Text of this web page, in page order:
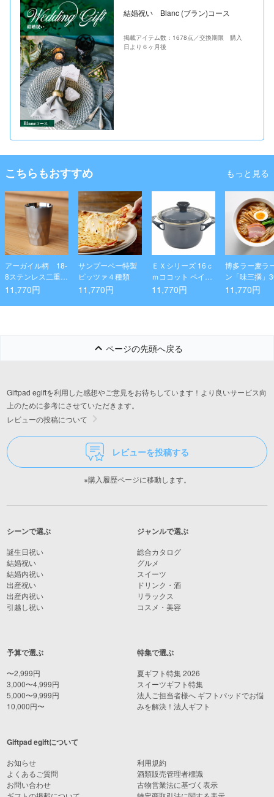
結婚祝い Blanc (ブラン)コース
掲載アイテム数：1678点／交換期限 購入
日より６ヶ月後
こちらもおすすめ もっと見る
アーガイル柄 18-
8ステンレス二重構
造 タンブラーＳ
11,770円
サンプーペー特製
ピッツァ４種類
11,770円
ＥＸシリーズ 16ｃ
ｍココット ペイン
ズグレー
11,770円
博多ラー麦ラ
ン「味三撰」
11,770円
ページの先頭へ戻る
Giftpad egiftを利用した感想やご意見をお待ちしています！より良いサービス向
上のために参考にさせていただきます。
レビューの投稿について
レビューを投稿する
※購入履歴ページに移動します。
シーンで選ぶ
誕生日祝い
結婚祝い
結婚内祝い
出産祝い
出産内祝い
引越し祝い
予算で選ぶ
〜2,999円
3,000〜4,999円
5,000〜9,999円
10,000円〜
ジャンルで選ぶ
総合カタログ
グルメ
スイーツ
ドリンク・酒
リラックス
コスメ・美容
特集で選ぶ
夏ギフト特集 2026
スイーツギフト特集
法人ご担当者様へ ギフトパッドでお悩
みを解決！法人ギフト
Giftpad egiftについて
お知らせ
よくあるご質問
お問い合わせ
利用規約
酒類販売管理者標識
古物営業法に基づく表示